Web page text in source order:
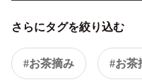
さらにタグを絞り込む
#お茶摘み #お茶